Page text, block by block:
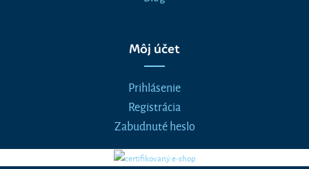
Môj účet
Prihlásenie
Registrácia
Zabudnuté heslo